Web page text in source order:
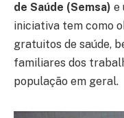
de Saúde (Semsa) e
iniciativa tem como
gratuitos de saúde,
familiares dos
população em geral.